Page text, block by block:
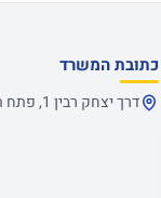
כתובת המשרד
דרך יצחק רבין 1, פתח תקווה, מיקוד - 4925110